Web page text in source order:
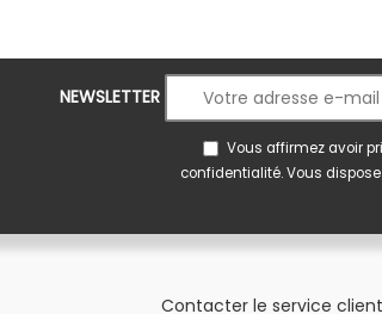
NEWSLETTER
Vous affirmez avoir
confidentialité. Vous
Contacter le service client